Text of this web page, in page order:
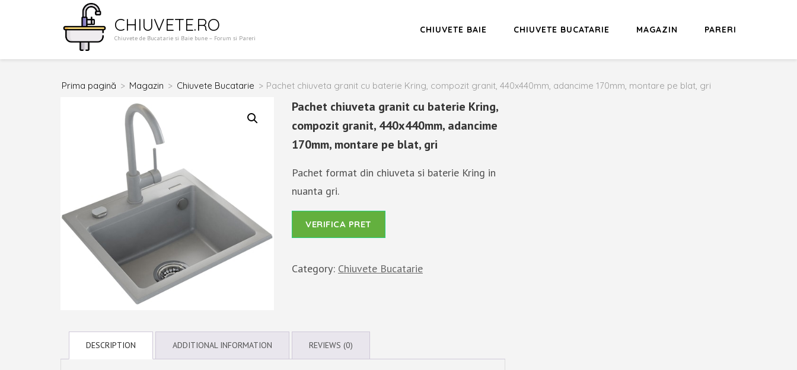
(apasă
CHIUVETE.RO
Chiuvete de Bucatarie si Baie bune – Forum si Pareri
CHIUVETE BAIE CHIUVETE BUCATARIE MAGAZIN PARERI
Prima pagină > Magazin > Chiuvete Bucatarie > Pachet chiuveta granit cu baterie Kring, compozit granit, 440x440mm, adancime 170mm, montare pe blat, gri
Pachet chiuveta granit cu baterie Kring,
compozit granit, 440x440mm, adancime
170mm, montare pe blat, gri
Pachet format din chiuveta si baterie Kring in
nuanta gri.
VERIFICA PRET
Category: Chiuvete Bucatarie
DESCRIPTION ADDITIONAL INFORMATION REVIEWS (0)